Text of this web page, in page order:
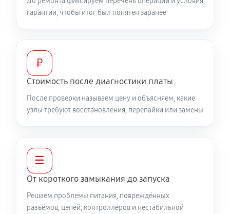
гарантии, чтобы итог был понятен заранее
₽
Стоимость после диагностики платы
После проверки называем цену и объясняем, какие
узлы требуют восстановления, перепайки или замены
☰
От короткого замыкания до запуска
Решаем проблемы питания, повреждённых
разъёмов, цепей, контроллеров и нестабильной